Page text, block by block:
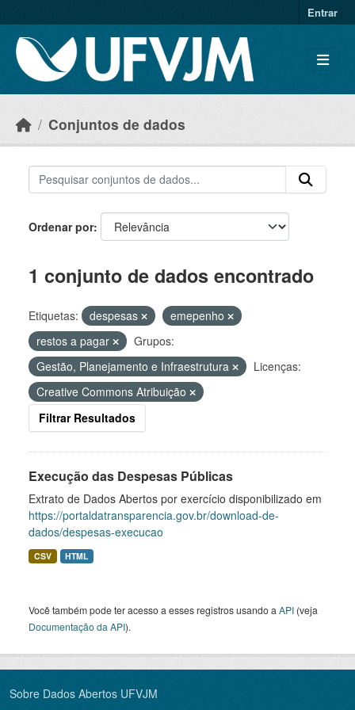
Entrar
Conjuntos de dados
Ordenar por
1 conjunto de dados encontrado
Etiquetas: despesas
emepenho
restos a pagar
Grupos:
Gestão, Planejamento e Infraestrutura
Licenças:
Creative Commons Atribuição
Filtrar Resultados
Execução das Despesas Públicas
Extrato de Dados Abertos por exercício disponibilizado em
https://portaldatransparencia.gov.br/download-de-
dados/despesas-execucao
CSV HTML
Você também pode ter acesso a esses registros usando a API (veja
Documentação da API).
Sobre Dados Abertos UFVJM